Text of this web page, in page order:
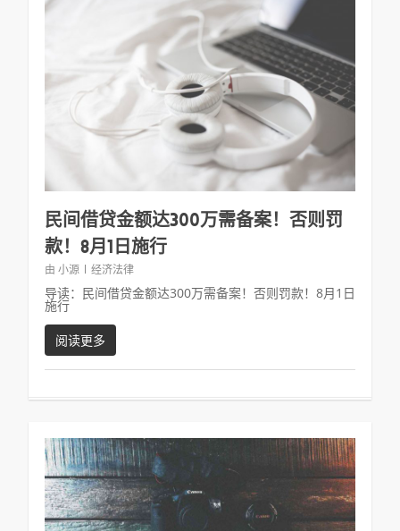
民间借贷金额达300万需备案！否则罚
款！8月1日施行
由 小源 经济法律
导读：民间借贷金额达300万需备案！否则罚款！8月1日
施行
阅读更多